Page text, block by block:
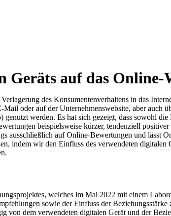
Geräts auf das
des Konsumentenverhaltens in das
oder auf der Unternehmenswebsite, aber
werden. Es hat sich gezeigt, dass sowohl
beispielsweise kürzer, tendenziell
ausschließlich auf Online-Bewertungen und lässt
indem wir den Einfluss des verwendeten
welches im Mai 2022 mit einem
sowie der Einfluss der
von dem verwendeten digitalen Gerät und der